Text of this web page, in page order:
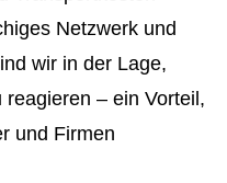
Netzwerk und
wir in der Lage,
– ein Vorteil,
und Firmen